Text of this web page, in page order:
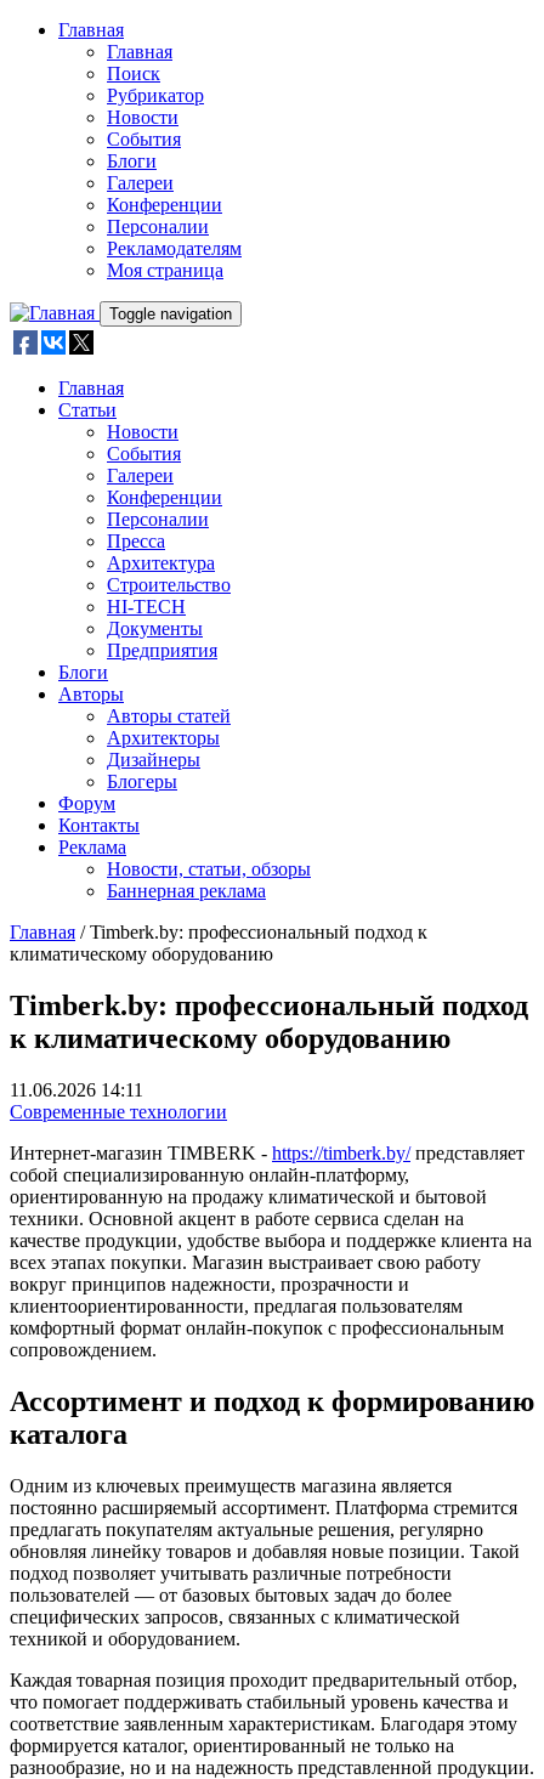
Skip to main content
Главная
Главная
Поиск
Рубрикатор
Новости
События
Блоги
Галереи
Конференции
Персоналии
Рекламодателям
Моя страница
Toggle navigation
Главная
Статьи
Новости
События
Галереи
Конференции
Персоналии
Пресса
Архитектура
Строительство
HI-TECH
Документы
Предприятия
Блоги
Авторы
Авторы статей
Архитекторы
Дизайнеры
Блогеры
Форум
Контакты
Реклама
Новости, статьи, обзоры
Баннерная реклама
You are here
Главная / Timberk.by: профессиональный подход к
климатическому оборудованию
Timberk.by: профессиональный подход
к климатическому оборудованию
11.06.2026 14:11
Современные технологии
Интернет-магазин TIMBERK - https://timberk.by/представляет
собой специализированную онлайн-платформу,
ориентированную на продажу климатической и бытовой
техники. Основной акцент в работе сервиса сделан на
качестве продукции, удобстве выбора и поддержке клиента на
всех этапах покупки. Магазин выстраивает свою работу
вокруг принципов надежности, прозрачности и
клиентоориентированности, предлагая пользователям
комфортный формат онлайн-покупок с профессиональным
сопровождением.
Ассортимент и подход к формированию
каталога
Одним из ключевых преимуществ магазина является
постоянно расширяемый ассортимент. Платформа стремится
предлагать покупателям актуальные решения, регулярно
обновляя линейку товаров и добавляя новые позиции. Такой
подход позволяет учитывать различные потребности
пользователей — от базовых бытовых задач до более
специфических запросов, связанных с климатической
техникой и оборудованием.
Каждая товарная позиция проходит предварительный отбор,
что помогает поддерживать стабильный уровень качества и
соответствие заявленным характеристикам. Благодаря этому
формируется каталог, ориентированный не только на
разнообразие, но и на надежность представленной продукции.